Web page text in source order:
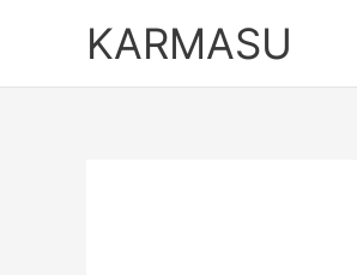
KARMASU